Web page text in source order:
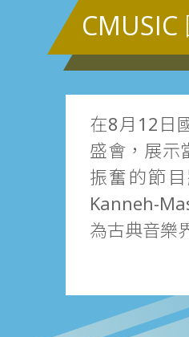
CMUSIC
在8月12日
盛會，展示
振奮的節
Kanneh-
為古典音樂